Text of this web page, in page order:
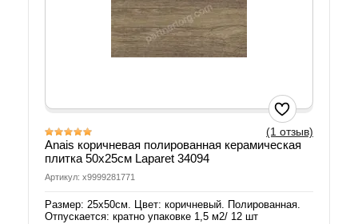
(1 отзыв)
Anais коричневая полированная керамическая
плитка 50x25см Laparet 34094
Артикул: х9999281771
Размер: 25х50см. Цвет: коричневый. Полированная.
Отпускается: кратно упаковке 1,5 м2/ 12 шт